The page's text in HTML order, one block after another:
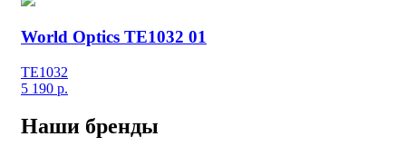
World Optics TE1032 01
TE1032
5 190 р.
Наши бренды